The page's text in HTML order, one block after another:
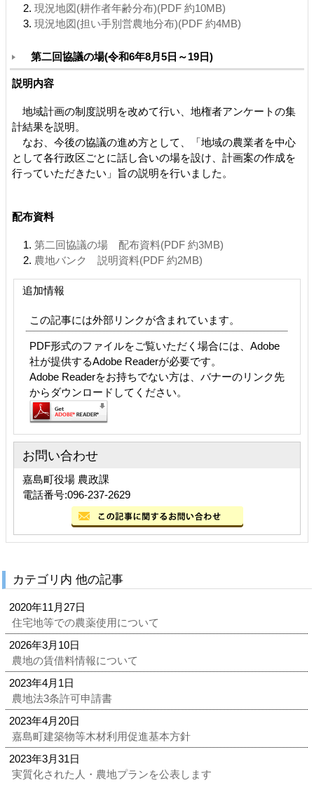
現況地図(耕作者年齢分布)(PDF 約10MB)
現況地図(担い手別営農地分布)(PDF 約4MB)
第二回協議の場(令和6年8月5日～19日)
説明内容
地域計画の制度説明を改めて行い、地権者アンケートの集
計結果を説明。
なお、今後の協議の進め方として、「地域の農業者を中心
として各行政区ごとに話し合いの場を設け、計画案の作成を
行っていただきたい」旨の説明を行いました。
配布資料
第二回協議の場 配布資料(PDF 約3MB)
農地バンク 説明資料(PDF 約2MB)
追加情報
この記事には外部リンクが含まれています。
PDF形式のファイルをご覧いただく場合には、Adobe
社が提供するAdobe Readerが必要です。
Adobe Readerをお持ちでない方は、バナーのリンク先
からダウンロードしてください。
お問い合わせ
嘉島町役場 農政課
電話番号:096-237-2629
カテゴリ内 他の記事
2020年11月27日
住宅地等での農薬使用について
2026年3月10日
農地の賃借料情報について
2023年4月1日
農地法3条許可申請書
2023年4月20日
嘉島町建築物等木材利用促進基本方針
2023年3月31日
実質化された人・農地プランを公表します